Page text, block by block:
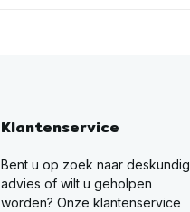
Klantenservice
Bent u op zoek naar deskundig
advies of wilt u geholpen
worden? Onze klantenservice